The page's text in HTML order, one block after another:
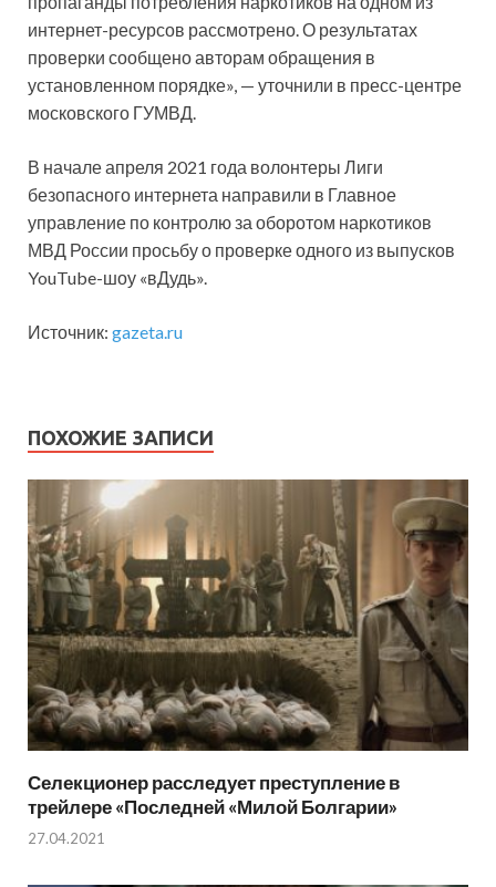
интернет-ресурсов рассмотрено. О результатах
проверки сообщено авторам обращения в
установленном порядке», — уточнили в пресс-центре
московского ГУМВД.
В начале апреля 2021 года волонтеры Лиги
безопасного интернета направили в Главное
управление по контролю за оборотом наркотиков
МВД России просьбу о проверке одного из выпусков
YouTube-шоу «вДудь».
Источник: gazeta.ru
ПОХОЖИЕ ЗАПИСИ
Селекционер расследует преступление в
трейлере «Последней «Милой Болгарии»
27.04.2021